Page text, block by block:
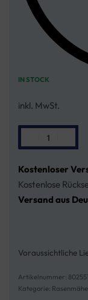
IN STOCK
inkl. MwSt.
Kostenloser
Kostenlose
Versand aus
Voraussichtliche
Kategorie: